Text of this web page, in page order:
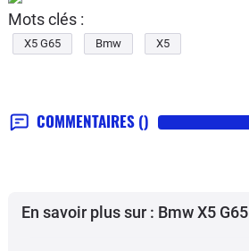
Mots clés :
X5 G65 Bmw X5
COMMENTAIRES ()
En savoir plus sur : Bmw X5 G65